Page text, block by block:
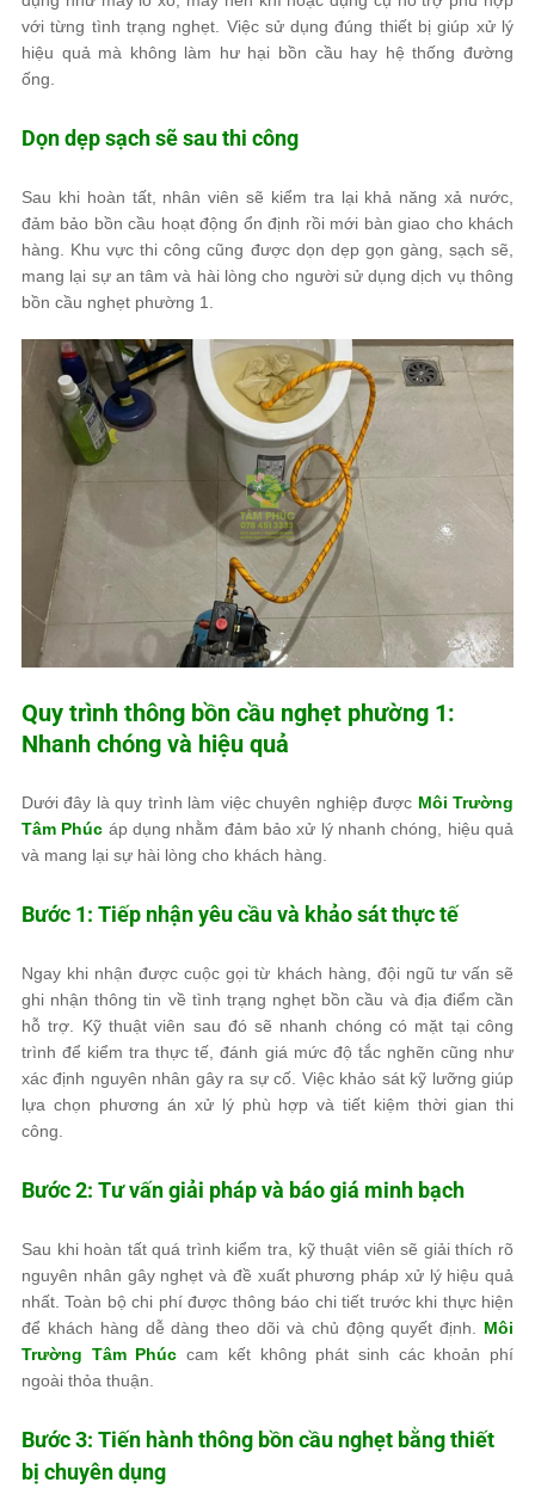
với từng tình trạng nghẹt. Việc sử dụng đúng thiết bị giúp xử lý
hiệu quả mà không làm hư hại bồn cầu hay hệ thống đường
ống.
Dọn dẹp sạch sẽ sau thi công
Sau khi hoàn tất, nhân viên sẽ kiểm tra lại khả năng xả nước,
đảm bảo bồn cầu hoạt động ổn định rồi mới bàn giao cho khách
hàng. Khu vực thi công cũng được dọn dẹp gọn gàng, sạch sẽ,
mang lại sự an tâm và hài lòng cho người sử dụng dịch vụ thông
bồn cầu nghẹt phường 1.
Quy trình thông bồn cầu nghẹt phường 1:
Nhanh chóng và hiệu quả
Dưới đây là quy trình làm việc chuyên nghiệp được Môi Trường
Tâm Phúc áp dụng nhằm đảm bảo xử lý nhanh chóng, hiệu quả
và mang lại sự hài lòng cho khách hàng.
Bước 1: Tiếp nhận yêu cầu và khảo sát thực tế
Ngay khi nhận được cuộc gọi từ khách hàng, đội ngũ tư vấn sẽ
ghi nhận thông tin về tình trạng nghẹt bồn cầu và địa điểm cần
hỗ trợ. Kỹ thuật viên sau đó sẽ nhanh chóng có mặt tại công
trình để kiểm tra thực tế, đánh giá mức độ tắc nghẽn cũng như
xác định nguyên nhân gây ra sự cố. Việc khảo sát kỹ lưỡng giúp
lựa chọn phương án xử lý phù hợp và tiết kiệm thời gian thi
công.
Bước 2: Tư vấn giải pháp và báo giá minh bạch
Sau khi hoàn tất quá trình kiểm tra, kỹ thuật viên sẽ giải thích rõ
nguyên nhân gây nghẹt và đề xuất phương pháp xử lý hiệu quả
nhất. Toàn bộ chi phí được thông báo chi tiết trước khi thực hiện
để khách hàng dễ dàng theo dõi và chủ động quyết định. Môi
Trường Tâm Phúc cam kết không phát sinh các khoản phí
ngoài thỏa thuận.
Bước 3: Tiến hành thông bồn cầu nghẹt bằng thiết
bị chuyên dụng